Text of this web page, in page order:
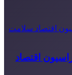
اقتصاد